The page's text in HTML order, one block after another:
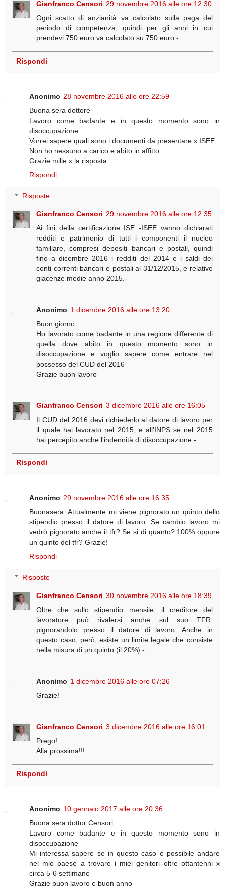
Gianfranco Censori 29 novembre 2016 alle ore 12:30
Ogni scatto di anzianità va calcolato sulla paga del
periodo di competenza, quindi per gli anni in cui
prendevi 750 euro va calcolato su 750 euro.-
Rispondi
Anonimo 28 novembre 2016 alle ore 22:59
Buona sera dottore
Lavoro come badante e in questo momento sono in
disoccupazione
Vorrei sapere quali sono i documenti da presentare x ISEE
Non ho nessuno a carico e abito in affitto
Grazie mille x la risposta
Rispondi
Risposte
Gianfranco Censori 29 novembre 2016 alle ore 12:35
Ai fini della certificazione ISE -ISEE vanno dichiarati
redditi e patrimonio di tutti i componenti il nucleo
familiare, compresi depositi bancari e postali, quindi
fino a dicembre 2016 i redditi del 2014 e i saldi dei
conti correnti bancari e postali al 31/12/2015, e relative
giacenze medie anno 2015.-
Anonimo 1 dicembre 2016 alle ore 13:20
Buon giorno
Ho lavorato come badante in una regione differente di
quella dove abito in questo momento sono in
disoccupazione e voglio sapere come entrare nel
possesso del CUD del 2016
Grazie buon lavoro
Gianfranco Censori 3 dicembre 2016 alle ore 16:05
Il CUD del 2016 devi richiederlo al datore di lavoro per
il quale hai lavorato nel 2015, e all'INPS se nel 2015
hai percepito anche l'indennità di disoccupazione.-
Rispondi
Anonimo 29 novembre 2016 alle ore 16:35
Buonasera. Attualmente mi viene pignorato un quinto dello
stipendio presso il datore di lavoro. Se cambio lavoro mi
vedrò pignorato anche il tfr? Se si di quanto? 100% oppure
un quinto del tfr? Grazie!
Rispondi
Risposte
Gianfranco Censori 30 novembre 2016 alle ore 18:39
Oltre che sullo stipendio mensile, il creditore del
lavoratore può rivalersi anche sul suo TFR,
pignorandolo presso il datore di lavoro. Anche in
questo caso, però, esiste un limite legale che consiste
nella misura di un quinto (il 20%).-
Anonimo 1 dicembre 2016 alle ore 07:26
Grazie!
Gianfranco Censori 3 dicembre 2016 alle ore 16:01
Prego!
Alla prossima!!!
Rispondi
Anonimo 10 gennaio 2017 alle ore 20:36
Buona sera dottor Censori
Lavoro come badante e in questo momento sono in
disoccupazione
Mi interessa sapere se in questo caso è possibile andare
nel mio paese a trovare i miei genitori oltre ottantenni x
circa 5-6 settimane
Grazie buon lavoro e buon anno